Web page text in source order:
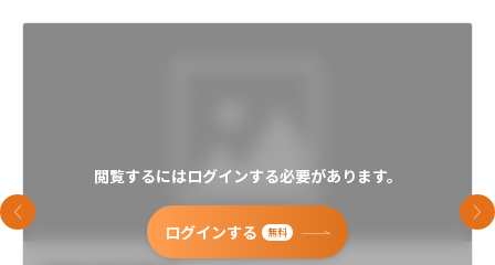
閲覧するにはログインする必要があります。
ログインする 無料
前のスライド 次